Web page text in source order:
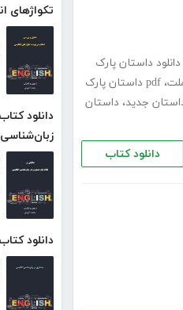
تکواژهای
دانلود
دانلود
دانلود داستان پارک
،
pdf داستان پارک
داستان جدید، داستان
دانلود کتاب